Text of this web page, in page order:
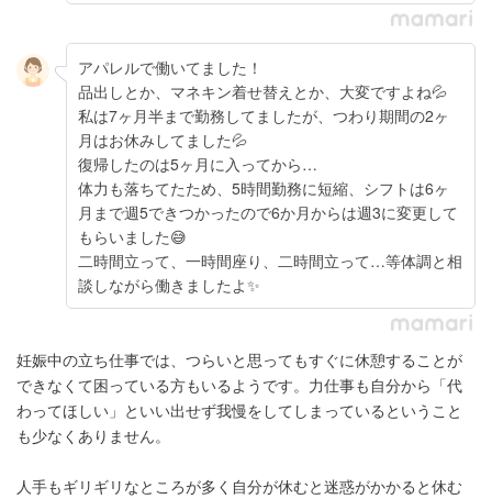
アパレルで働いてました！
品出しとか、マネキン着せ替えとか、大変ですよね💦
私は7ヶ月半まで勤務してましたが、つわり期間の2ヶ
月はお休みしてました💦
復帰したのは5ヶ月に入ってから…
体力も落ちてたため、5時間勤務に短縮、シフトは6ヶ
月まで週5できつかったので6か月からは週3に変更して
もらいました😅
二時間立って、一時間座り、二時間立って…等体調と相
談しながら働きましたよ✨
妊娠中の立ち仕事では、つらいと思ってもすぐに休憩することが
できなくて困っている方もいるようです。力仕事も自分から「代
わってほしい」といい出せず我慢をしてしまっているということ
も少なくありません。
人手もギリギリなところが多く自分が休むと迷惑がかかると休む